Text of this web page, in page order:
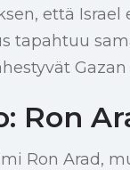
että
tapahtuu
Ron
Ron Arad,